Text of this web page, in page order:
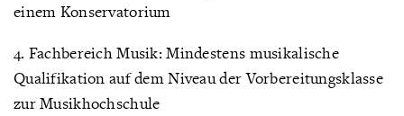
einem Konservatorium
4. Fachbereich Musik: Mindestens musikalische
Qualifikation auf dem Niveau der Vorbereitungsklasse
zur Musikhochschule